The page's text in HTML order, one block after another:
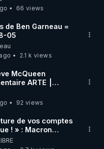
66 views
de Ben Garneau =
05
2.1 k views
McQueen
ARTE ⎮
92 views
de vos comptes
! » : Macron
loi folle !